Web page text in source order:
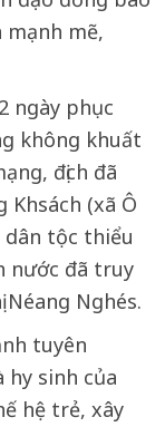
mẽ,
ngày phục
không khuất
địch đã
Khsách (xã Ô
tộc thiểu
nước đã truy
Nghés.
tuyên
hy sinh của
hệ trẻ, xây